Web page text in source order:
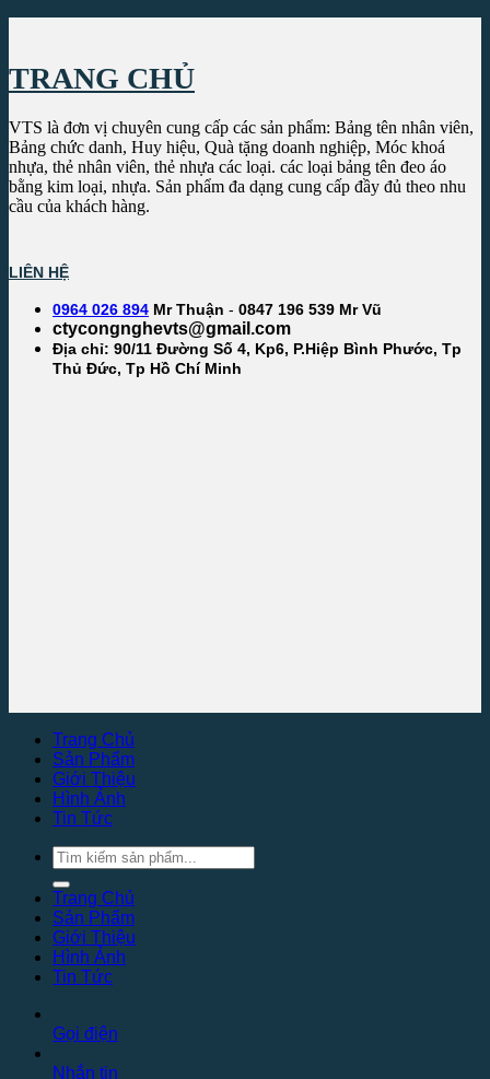
TRANG CHỦ
VTS là đơn vị chuyên cung cấp các sản phẩm: Bảng tên nhân viên,
Bảng chức danh, Huy hiệu, Quà tặng doanh nghiệp, Móc khoá
nhựa, thẻ nhân viên, thẻ nhựa các loại. các loại bảng tên đeo áo
bằng kim loại, nhựa. Sản phẩm đa dạng cung cấp đầy đủ theo nhu
cầu của khách hàng.
LIÊN HỆ
0964 026 894 Mr Thuận - 0847 196 539 Mr Vũ
ctycongnghevts@gmail.com
Địa chỉ: 90/11 Đường Số 4, Kp6, P.Hiệp Bình Phước, Tp
Thủ Đức, Tp Hồ Chí Minh
Trang Chủ
Sản Phẩm
Giới Thiệu
Hình Ảnh
Tin Tức
Tìm
kiếm:
Trang Chủ
Sản Phẩm
Giới Thiệu
Hình Ảnh
Tin Tức
Gọi điện
Nhắn tin